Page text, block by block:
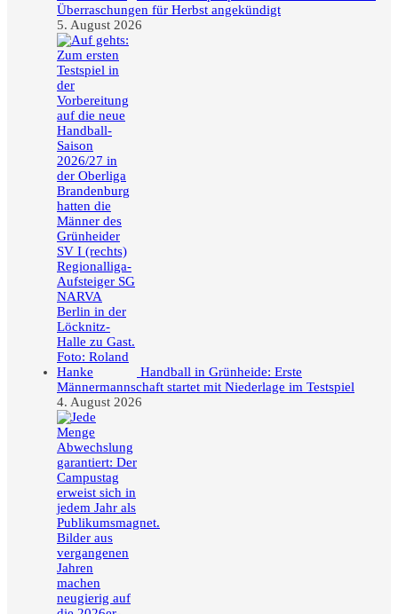
Überraschungen für Herbst angekündigt
5. August 2026
Handball in Grünheide: Erste
Männermannschaft startet mit Niederlage im Testspiel
4. August 2026